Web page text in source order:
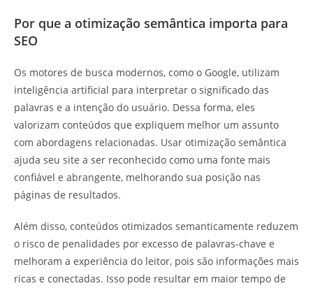
Por que a otimização semântica importa para
SEO
Os motores de busca modernos, como o Google, utilizam
inteligência artificial para interpretar o significado das
palavras e a intenção do usuário. Dessa forma, eles
valorizam conteúdos que expliquem melhor um assunto
com abordagens relacionadas. Usar otimização semântica
ajuda seu site a ser reconhecido como uma fonte mais
confiável e abrangente, melhorando sua posição nas
páginas de resultados.
Além disso, conteúdos otimizados semanticamente reduzem
o risco de penalidades por excesso de palavras-chave e
melhoram a experiência do leitor, pois são informações mais
ricas e conectadas. Isso pode resultar em maior tempo de